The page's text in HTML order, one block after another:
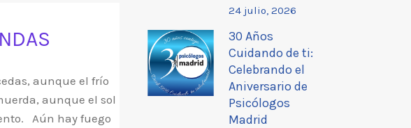
aunque el frío
aunque el sol
Aún hay fuego
24 julio, 2026
30 Años
Cuidando de ti:
Celebrando el
Aniversario de
Psicólogos
Madrid